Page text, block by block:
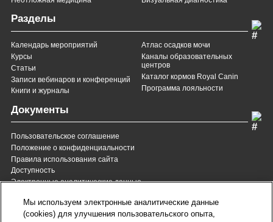
Разделы
Календарь мероприятий
Курсы
Статьи
Записи вебинаров и конференций
Книги и журналы
Атлас осадков мочи
Каналы образовательных
центров
Каталог кормов Royal Canin
Программа лояльности
Документы
Пользовательское соглашение
Положение о конфиденциальности
Правила использования сайта
Доступность
Электронные аналитические данные
8 (800) 200-37-35
Служба Заботы для России
8 (820) 007-137-35
Служба Заботы для
Республики Беларусь
Мы используем электронные аналитические данные
(cookies) для улучшения пользовательского опыта,